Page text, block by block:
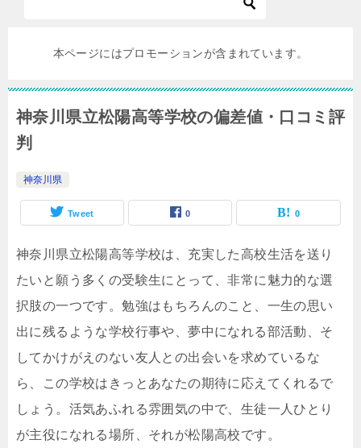
本ページにはプロモーションが含まれています。
神奈川県立松陽高等学校の偏差値・口コミ評
判
神奈川県
Tweet 0 0
神奈川県立松陽高等学校は、充実した高校生活を送り
たいと願う多くの受験生にとって、非常に魅力的な選
択肢の一つです。勉強はもちろんのこと、一生の思い
出に残るような学校行事や、夢中になれる部活動、そ
してかけがえのない友人との出会いを求めているな
ら、この学校はきっとあなたの期待に応えてくれるで
しょう。活気あふれる雰囲気の中で、生徒一人ひとり
が主役になれる場所、それが松陽高校です。